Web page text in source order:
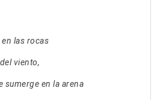
las rocas
viento,
sumerge en la arena